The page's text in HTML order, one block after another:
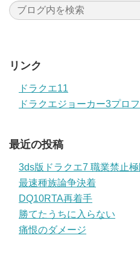
リンク
ドラクエ11
ドラクエジョーカー3プロ
最近の投稿
3ds版ドラクエ7 職業禁止
最速種族論争決着
DQ10RTA再着手
勝てたうちに入らない
痛恨のダメージ